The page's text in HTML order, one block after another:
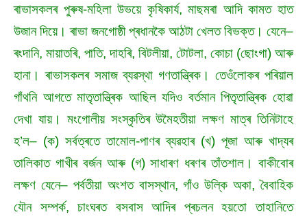
ৰাভাসকলৰ পুৰুষ-মহিলা উভয়ে কৃষিকাৰ্য, মাছমৰা আদি কামত হাত
উজান দিয়ে। ৰাভা জনগোষ্ঠী প্ৰধানকৈ আঠটা খেলত বিভক্ত। যেনে–
ৰংদানি, মায়াতৰি, পাতি, দাহৰি, বিটলীয়া, টোটলা, কোচা (ছোংগা) আৰু
হানা। ৰাভাসকলৰ সমাজ ব্যৱস্থা গণতান্ত্ৰিক। তেওঁলোকৰ পৰিয়াল
গাঁথনি আগতে মাতৃতান্ত্ৰিক আছিল যদিও বৰ্তমান পিতৃতান্ত্ৰিক হোৱা
দেখা যায়। মংগোলীয় সংস্কৃতিৰ উমৈহতীয়া লক্ষণ মাত্ৰ তিনিটাহে
হ’ল– (ক) সৰ্বত্ৰতে তামোল-পাণৰ ব্যৱহাৰ (খ) পূজা আৰু খাদ্যৰ
তালিকাত গাখীৰ বৰ্জন আৰু (গ) সাধাৰণ ধৰণৰ তাঁতশাল। বাকীবোৰ
লক্ষণ যেনে– পৰ্বতীয়া অংশত বাসস্থান, গাঁও উল্কি অকা, বৈবাহিক
যৌন সম্পৰ্ক, চাংঘৰত বসবাস আদিৰ প্ৰচলন হয়তো তাহানিতে